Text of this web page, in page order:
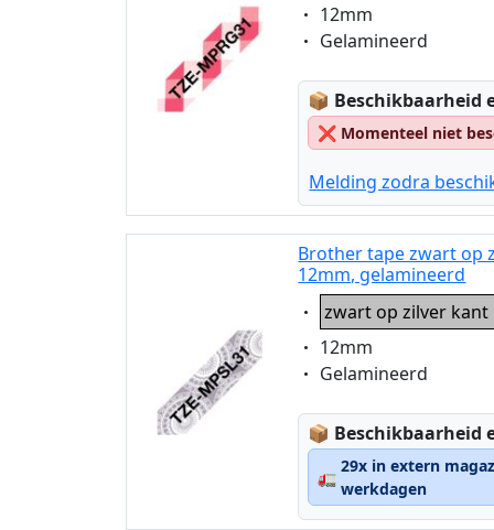
Eigenschaft:
12mm
Eigenschaft:
Gelamineerd
📦 Lagerstatus:
Beschikbaarheid
❌ Momenteel niet
Melding zodra
Brother tape zwart op
12mm, gelamineerd
Eigenschaft:
zwart op zilver
Eigenschaft:
12mm
Eigenschaft:
Gelamineerd
📦 Lagerstatus:
Beschikbaarheid
🚛
29x in extern
werkdagen